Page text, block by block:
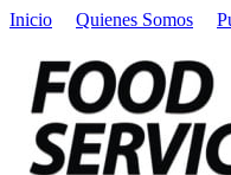
Inicio Quienes Somos